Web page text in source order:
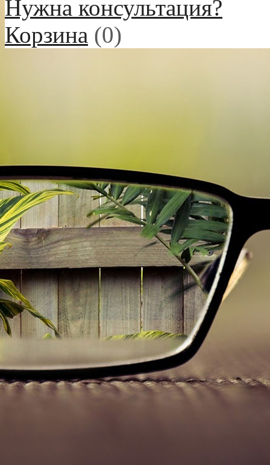
Нужна консультация?
Корзина (0)